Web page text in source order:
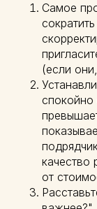
Самое
(если
спокойно
качество
от